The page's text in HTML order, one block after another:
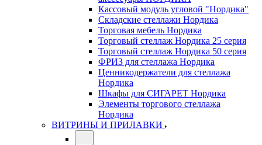
Кассовый модуль угловой "Нордика"
Складские стеллажи Нордика
Торговая мебель Нордика
Торговый стеллаж Нордика 25 серия
Торговый стеллаж Нордика 50 серия
ФРИЗ для стеллажа Нордика
Ценникодержатели для стеллажа
Нордика
Шкафы для СИГАРЕТ Нордика
Элементы торгового стеллажа
Нордика
ВИТРИНЫ И ПРИЛАВКИ